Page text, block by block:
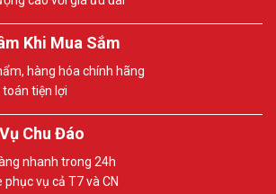
Khi Mua Sắm
hàng hóa chính hãng
tiện lợi
Chu Đáo
nhanh trong 24h
phục vụ cả T7 và CN